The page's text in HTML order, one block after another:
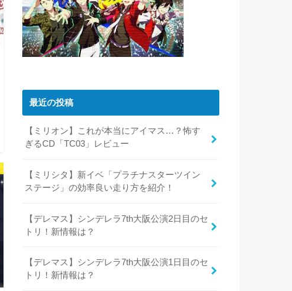
最近の投稿
【ミリオン】これが本当にアイマス…？怖す
ぎるCD「TC03」レビュー
【ミリシタ】新イベ「プラチナスターツイン
ステージ」の効率良い走り方を紹介！
【デレマス】シンデレラ7th大阪公演2日目のセ
トリ！新情報は？
【デレマス】シンデレラ7th大阪公演1日目のセ
トリ！新情報は？